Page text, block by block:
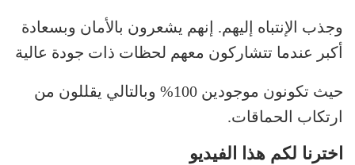
وجذب الإنتباه إليهم. إنهم يشعرون بالأمان وبسعادة
أكبر عندما تتشاركون معهم لحظات ذات جودة عالية
حيث تكونون موجودين 100% وبالتالي يقللون من
ارتكاب الحماقات.
اخترنا لكم هذا الفيديو